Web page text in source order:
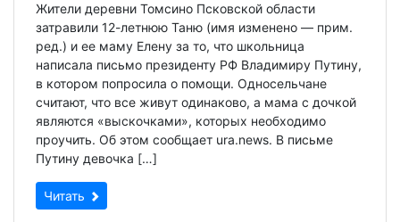
Жители деревни Томсино Псковской области
затравили 12-летнюю Таню (имя изменено — прим.
ред.) и ее маму Елену за то, что школьница
написала письмо президенту РФ Владимиру Путину,
в котором попросила о помощи. Односельчане
считают, что все живут одинаково, а мама с дочкой
являются «выскочками», которых необходимо
проучить. Об этом сообщает ura.news. В письме
Путину девочка […]
Читать